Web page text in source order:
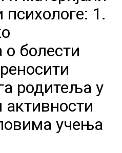
психологе: 1.
болести
родитеља у
активности
учења